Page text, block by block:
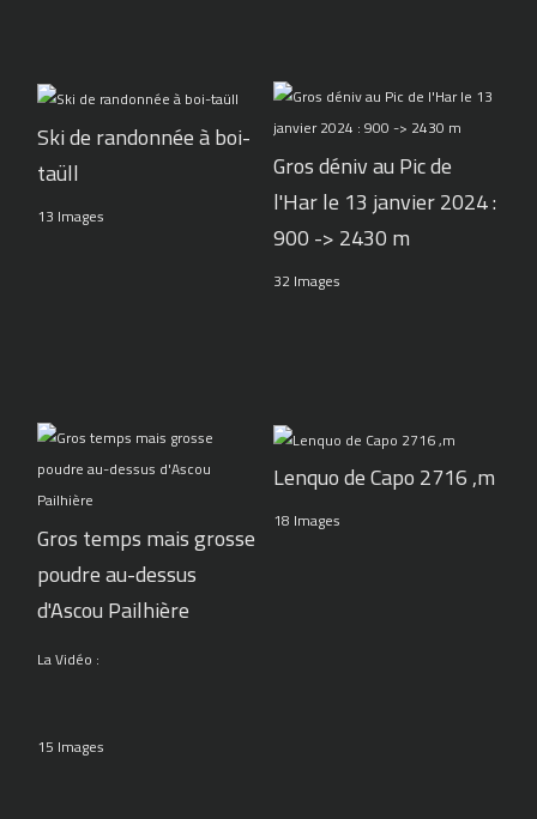
Ski de randonnée à boi-
taüll
13 Images
Gros déniv au Pic de
l'Har le 13 janvier 2024 :
900 -> 2430 m
32 Images
Gros temps mais grosse
poudre au-dessus
d'Ascou Pailhière
La Vidéo :
15 Images
Lenquo de Capo 2716 ,m
18 Images